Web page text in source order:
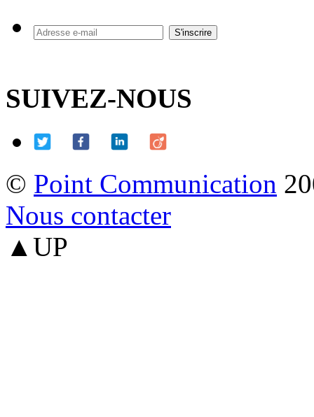
SUIVEZ-NOUS
© Point Communication
Nous contacter
▲UP